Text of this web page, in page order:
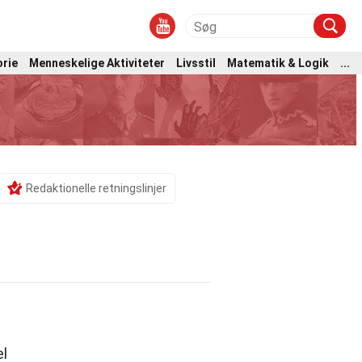
Menneskelige Aktiviteter Livsstil Matematik & Logik
...
Redaktionelle retningslinjer